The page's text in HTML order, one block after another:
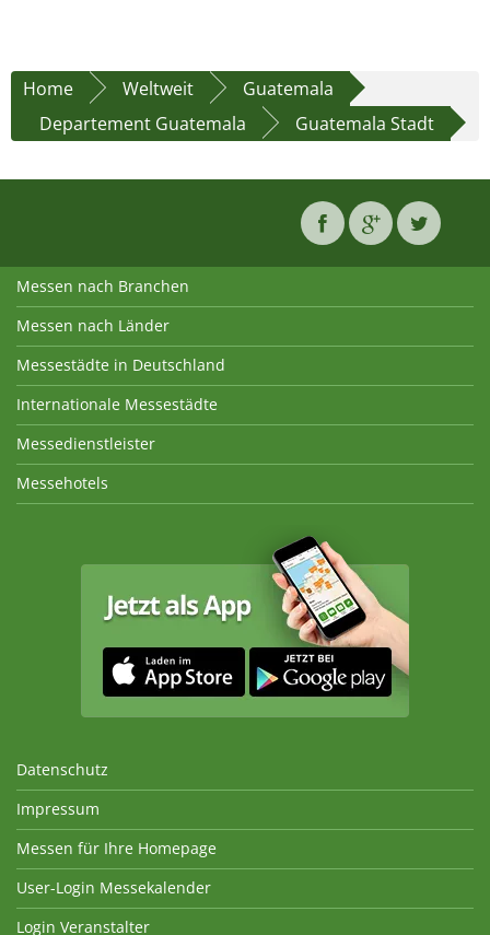
Home Weltweit
Guatemala
Departement Guatemala
Guatemala Stadt
Messen nach Branchen
Messen nach Länder
Messestädte in Deutschland
Internationale Messestädte
Messedienstleister
Messehotels
Datenschutz
Impressum
Messen für Ihre Homepage
User-Login Messekalender
Login Veranstalter